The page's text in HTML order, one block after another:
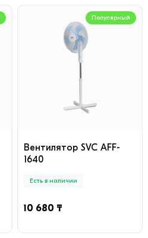
Популярный
Вентилятор SVC AFF-
1640
Есть в наличии
10 680 ₸